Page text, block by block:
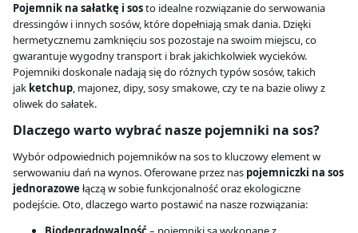
Pojemnik na sałatkę i sosto idealne rozwiązanie do serwowania
dressingów i innych sosów, które dopełniają smak dania. Dzięki
hermetycznemu zamknięciu sos pozostaje na swoim miejscu, co
gwarantuje wygodny transport i brak jakichkolwiek wycieków.
Pojemniki doskonale nadają się do różnych typów sosów, takich
jak ketchup, majonez, dipy, sosy smakowe, czy te na bazie oliwy z
oliwek do sałatek.
Dlaczego warto wybrać nasze pojemniki na sos?
Wybór odpowiednich pojemników na sos to kluczowy element w
serwowaniu dań na wynos. Oferowane przez nas pojemniczki na sos
jednorazowe łączą w sobie funkcjonalność oraz ekologiczne
podejście. Oto, dlaczego warto postawić na nasze rozwiązania: